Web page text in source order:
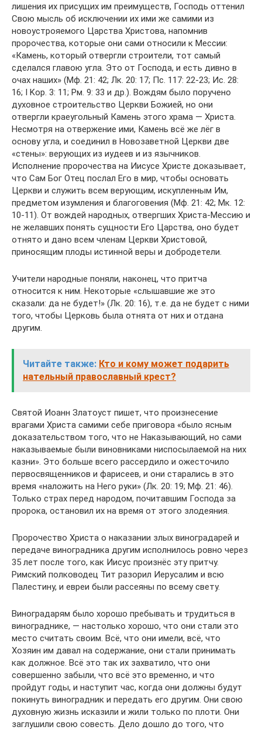
лишения их присущих им преимуществ, Господь оттенил
Свою мысль об исключении их ими же самими из
новоустрояемого Царства Христова, напомнив
пророчества, которые они сами относили к Мессии:
«Камень, который отвергли строители, тот самый
сделался главою угла. Это от Господа, и есть дивно в
очах наших» (Мф. 21: 42; Лк. 20: 17; Пс. 117: 22-23; Ис. 28:
16; I Kop. 3: 11; Рм. 9: 33 и др.). Вождям было поручено
духовное строительство Церкви Божией, но они
отвергли краеугольный Камень этого храма — Христа.
Несмотря на отвержение ими, Камень всё же лёг в
основу угла, и соединил в Новозаветной Церкви две
«стены»: верующих из иудеев и из язычников.
Исполнение пророчества на Иисусе Христе доказывает,
что Сам Бог Отец послал Его в мир, чтобы основать
Церкви и служить всем верующим, искупленным Им,
предметом изумления и благоговения (Мф. 21: 42; Мк. 12:
10-11). От вождей народных, отвергших Христа-Мессию и
не желавших понять сущности Его Царства, оно будет
отнято и дано всем членам Церкви Христовой,
приносящим плоды истинной веры и добродетели.
Учители народные поняли, наконец, что притча
относится к ним. Некоторые «слышавшие же это
сказали: да не будет!» (Лк. 20: 16), т.е. да не будет с ними
того, чтобы Церковь была отнята от них и отдана
другим.
Читайте также: Кто и кому может подарить
нательный православный крест?
Святой Иоанн Златоуст пишет, что произнесение
врагами Христа самими себе приговора «было ясным
доказательством того, что не Наказывающий, но сами
наказываемые были виновниками ниспосылаемой на них
казни». Это больше всего рассердило и ожесточило
первосвященников и фарисеев, и они старались в это
время «наложить на Него руки» (Лк. 20: 19; Мф. 21: 46).
Только страх перед народом, почитавшим Господа за
пророка, остановил их на время от этого злодеяния.
Пророчество Христа о наказании злых виноградарей и
передаче виноградника другим исполнилось ровно через
35 лет после того, как Иисус произнёс эту притчу.
Римский полководец Тит разорил Иерусалим и всю
Палестину, и евреи были рассеяны по всему свету.
Виноградарям было хорошо пребывать и трудиться в
винограднике, — настолько хорошо, что они стали это
место считать своим. Всё, что они имели, всё, что
Хозяин им давал на содержание, они стали принимать
как должное. Всё это так их захватило, что они
совершенно забыли, что всё это временно, и что
пройдут годы, и наступит час, когда они должны будут
покинуть виноградник и передать его другим. Они свою
духовную жизнь исказили и жили только по плоти. Они
заглушили свою совесть. Дело дошло до того, что